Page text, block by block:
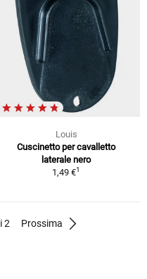
Louis
Cuscinetto per cavalletto
laterale nero
1,49 €1
2 Prossima